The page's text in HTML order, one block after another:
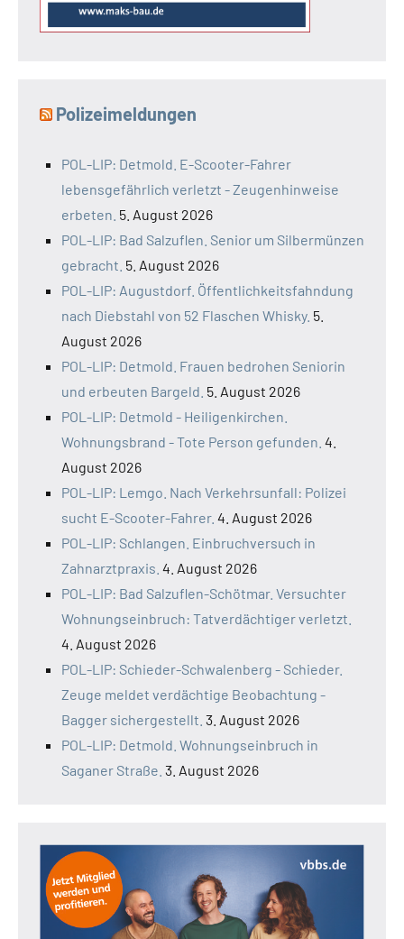
Polizeimeldungen
POL-LIP: Detmold. E-Scooter-Fahrer
lebensgefährlich verletzt - Zeugenhinweise
erbeten. 5. August 2026
POL-LIP: Bad Salzuflen. Senior um Silbermünzen
gebracht. 5. August 2026
POL-LIP: Augustdorf. Öffentlichkeitsfahndung
nach Diebstahl von 52 Flaschen Whisky. 5.
August 2026
POL-LIP: Detmold. Frauen bedrohen Seniorin
und erbeuten Bargeld. 5. August 2026
POL-LIP: Detmold - Heiligenkirchen.
Wohnungsbrand - Tote Person gefunden. 4.
August 2026
POL-LIP: Lemgo. Nach Verkehrsunfall: Polizei
sucht E-Scooter-Fahrer. 4. August 2026
POL-LIP: Schlangen. Einbruchversuch in
Zahnarztpraxis. 4. August 2026
POL-LIP: Bad Salzuflen-Schötmar. Versuchter
Wohnungseinbruch: Tatverdächtiger verletzt.
4. August 2026
POL-LIP: Schieder-Schwalenberg - Schieder.
Zeuge meldet verdächtige Beobachtung -
Bagger sichergestellt. 3. August 2026
POL-LIP: Detmold. Wohnungseinbruch in
Saganer Straße. 3. August 2026